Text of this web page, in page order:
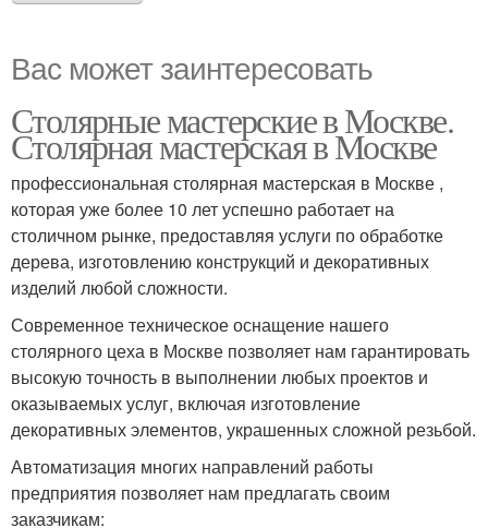
Вас может заинтересовать
Столярные мастерские в Москве.
Столярная мастерская в Москве
профессиональная столярная мастерская в Москве ,
которая уже более 10 лет успешно работает на
столичном рынке, предоставляя услуги по обработке
дерева, изготовлению конструкций и декоративных
изделий любой сложности.
Современное техническое оснащение нашего
столярного цеха в Москве позволяет нам гарантировать
высокую точность в выполнении любых проектов и
оказываемых услуг, включая изготовление
декоративных элементов, украшенных сложной резьбой.
Автоматизация многих направлений работы
предприятия позволяет нам предлагать своим
заказчикам: